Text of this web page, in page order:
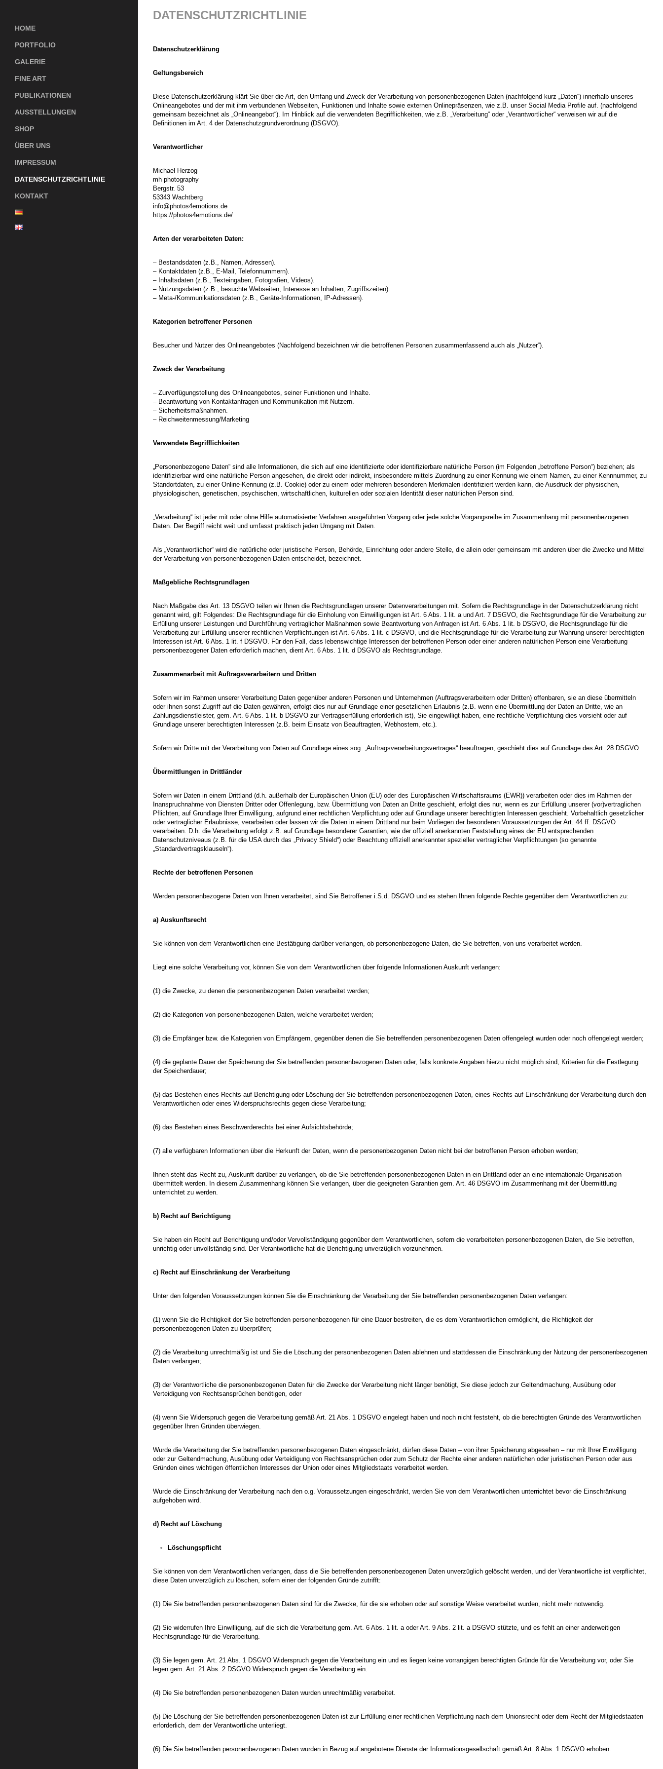
HOME
PORTFOLIO
GALERIE
FINE ART
PUBLIKATIONEN
AUSSTELLUNGEN
SHOP
ÜBER UNS
IMPRESSUM
DATENSCHUTZRICHTLINIE
KONTAKT
DATENSCHUTZRICHTLINIE
Datenschutzerklärung
Geltungsbereich
Diese Datenschutzerklärung klärt Sie über die Art, den Umfang und Zweck der Verarbeitung von personenbezogenen Daten (nachfolgend kurz „Daten“) innerhalb unseres
Onlineangebotes und der mit ihm verbundenen Webseiten, Funktionen und Inhalte sowie externen Onlinepräsenzen, wie z.B. unser Social Media Profile auf. (nachfolgend
gemeinsam bezeichnet als „Onlineangebot“). Im Hinblick auf die verwendeten Begrifflichkeiten, wie z.B. „Verarbeitung“ oder „Verantwortlicher“ verweisen wir auf die
Definitionen im Art. 4 der Datenschutzgrundverordnung (DSGVO).
Verantwortlicher
Michael Herzog
mh photography
Bergstr. 53
53343 Wachtberg
info@photos4emotions.de
https://photos4emotions.de/
Arten der verarbeiteten Daten:
– Bestandsdaten (z.B., Namen, Adressen).
– Kontaktdaten (z.B., E-Mail, Telefonnummern).
– Inhaltsdaten (z.B., Texteingaben, Fotografien, Videos).
– Nutzungsdaten (z.B., besuchte Webseiten, Interesse an Inhalten, Zugriffszeiten).
– Meta-/Kommunikationsdaten (z.B., Geräte-Informationen, IP-Adressen).
Kategorien betroffener Personen
Besucher und Nutzer des Onlineangebotes (Nachfolgend bezeichnen wir die betroffenen Personen zusammenfassend auch als „Nutzer“).
Zweck der Verarbeitung
– Zurverfügungstellung des Onlineangebotes, seiner Funktionen und Inhalte.
– Beantwortung von Kontaktanfragen und Kommunikation mit Nutzern.
– Sicherheitsmaßnahmen.
– Reichweitenmessung/Marketing
Verwendete Begrifflichkeiten
„Personenbezogene Daten“ sind alle Informationen, die sich auf eine identifizierte oder identifizierbare natürliche Person (im Folgenden „betroffene Person“) beziehen; als
identifizierbar wird eine natürliche Person angesehen, die direkt oder indirekt, insbesondere mittels Zuordnung zu einer Kennung wie einem Namen, zu einer Kennnummer, zu
Standortdaten, zu einer Online-Kennung (z.B. Cookie) oder zu einem oder mehreren besonderen Merkmalen identifiziert werden kann, die Ausdruck der physischen,
physiologischen, genetischen, psychischen, wirtschaftlichen, kulturellen oder sozialen Identität dieser natürlichen Person sind.
„Verarbeitung“ ist jeder mit oder ohne Hilfe automatisierter Verfahren ausgeführten Vorgang oder jede solche Vorgangsreihe im Zusammenhang mit personenbezogenen
Daten. Der Begriff reicht weit und umfasst praktisch jeden Umgang mit Daten.
Als „Verantwortlicher“ wird die natürliche oder juristische Person, Behörde, Einrichtung oder andere Stelle, die allein oder gemeinsam mit anderen über die Zwecke und Mittel
der Verarbeitung von personenbezogenen Daten entscheidet, bezeichnet.
Maßgebliche Rechtsgrundlagen
Nach Maßgabe des Art. 13 DSGVO teilen wir Ihnen die Rechtsgrundlagen unserer Datenverarbeitungen mit. Sofern die Rechtsgrundlage in der Datenschutzerklärung nicht
genannt wird, gilt Folgendes: Die Rechtsgrundlage für die Einholung von Einwilligungen ist Art. 6 Abs. 1 lit. a und Art. 7 DSGVO, die Rechtsgrundlage für die Verarbeitung zur
Erfüllung unserer Leistungen und Durchführung vertraglicher Maßnahmen sowie Beantwortung von Anfragen ist Art. 6 Abs. 1 lit. b DSGVO, die Rechtsgrundlage für die
Verarbeitung zur Erfüllung unserer rechtlichen Verpflichtungen ist Art. 6 Abs. 1 lit. c DSGVO, und die Rechtsgrundlage für die Verarbeitung zur Wahrung unserer berechtigten
Interessen ist Art. 6 Abs. 1 lit. f DSGVO. Für den Fall, dass lebenswichtige Interessen der betroffenen Person oder einer anderen natürlichen Person eine Verarbeitung
personenbezogener Daten erforderlich machen, dient Art. 6 Abs. 1 lit. d DSGVO als Rechtsgrundlage.
Zusammenarbeit mit Auftragsverarbeitern und Dritten
Sofern wir im Rahmen unserer Verarbeitung Daten gegenüber anderen Personen und Unternehmen (Auftragsverarbeitern oder Dritten) offenbaren, sie an diese übermitteln
oder ihnen sonst Zugriff auf die Daten gewähren, erfolgt dies nur auf Grundlage einer gesetzlichen Erlaubnis (z.B. wenn eine Übermittlung der Daten an Dritte, wie an
Zahlungsdienstleister, gem. Art. 6 Abs. 1 lit. b DSGVO zur Vertragserfüllung erforderlich ist), Sie eingewilligt haben, eine rechtliche Verpflichtung dies vorsieht oder auf
Grundlage unserer berechtigten Interessen (z.B. beim Einsatz von Beauftragten, Webhostern, etc.).
Sofern wir Dritte mit der Verarbeitung von Daten auf Grundlage eines sog. „Auftragsverarbeitungsvertrages“ beauftragen, geschieht dies auf Grundlage des Art. 28 DSGVO.
Übermittlungen in Drittländer
Sofern wir Daten in einem Drittland (d.h. außerhalb der Europäischen Union (EU) oder des Europäischen Wirtschaftsraums (EWR)) verarbeiten oder dies im Rahmen der
Inanspruchnahme von Diensten Dritter oder Offenlegung, bzw. Übermittlung von Daten an Dritte geschieht, erfolgt dies nur, wenn es zur Erfüllung unserer (vor)vertraglichen
Pflichten, auf Grundlage Ihrer Einwilligung, aufgrund einer rechtlichen Verpflichtung oder auf Grundlage unserer berechtigten Interessen geschieht. Vorbehaltlich gesetzlicher
oder vertraglicher Erlaubnisse, verarbeiten oder lassen wir die Daten in einem Drittland nur beim Vorliegen der besonderen Voraussetzungen der Art. 44 ff. DSGVO
verarbeiten. D.h. die Verarbeitung erfolgt z.B. auf Grundlage besonderer Garantien, wie der offiziell anerkannten Feststellung eines der EU entsprechenden
Datenschutzniveaus (z.B. für die USA durch das „Privacy Shield“) oder Beachtung offiziell anerkannter spezieller vertraglicher Verpflichtungen (so genannte
„Standardvertragsklauseln“).
Rechte der betroffenen Personen
Werden personenbezogene Daten von Ihnen verarbeitet, sind Sie Betroffener i.S.d. DSGVO und es stehen Ihnen folgende Rechte gegenüber dem Verantwortlichen zu:
a) Auskunftsrecht
Sie können von dem Verantwortlichen eine Bestätigung darüber verlangen, ob personenbezogene Daten, die Sie betreffen, von uns verarbeitet werden.
Liegt eine solche Verarbeitung vor, können Sie von dem Verantwortlichen über folgende Informationen Auskunft verlangen:
(1) die Zwecke, zu denen die personenbezogenen Daten verarbeitet werden;
(2) die Kategorien von personenbezogenen Daten, welche verarbeitet werden;
(3) die Empfänger bzw. die Kategorien von Empfängern, gegenüber denen die Sie betreffenden personenbezogenen Daten offengelegt wurden oder noch offengelegt werden;
(4) die geplante Dauer der Speicherung der Sie betreffenden personenbezogenen Daten oder, falls konkrete Angaben hierzu nicht möglich sind, Kriterien für die Festlegung
der Speicherdauer;
(5) das Bestehen eines Rechts auf Berichtigung oder Löschung der Sie betreffenden personenbezogenen Daten, eines Rechts auf Einschränkung der Verarbeitung durch den
Verantwortlichen oder eines Widerspruchsrechts gegen diese Verarbeitung;
(6) das Bestehen eines Beschwerderechts bei einer Aufsichtsbehörde;
(7) alle verfügbaren Informationen über die Herkunft der Daten, wenn die personenbezogenen Daten nicht bei der betroffenen Person erhoben werden;
Ihnen steht das Recht zu, Auskunft darüber zu verlangen, ob die Sie betreffenden personenbezogenen Daten in ein Drittland oder an eine internationale Organisation
übermittelt werden. In diesem Zusammenhang können Sie verlangen, über die geeigneten Garantien gem. Art. 46 DSGVO im Zusammenhang mit der Übermittlung
unterrichtet zu werden.
b) Recht auf Berichtigung
Sie haben ein Recht auf Berichtigung und/oder Vervollständigung gegenüber dem Verantwortlichen, sofern die verarbeiteten personenbezogenen Daten, die Sie betreffen,
unrichtig oder unvollständig sind. Der Verantwortliche hat die Berichtigung unverzüglich vorzunehmen.
c) Recht auf Einschränkung der Verarbeitung
Unter den folgenden Voraussetzungen können Sie die Einschränkung der Verarbeitung der Sie betreffenden personenbezogenen Daten verlangen:
(1) wenn Sie die Richtigkeit der Sie betreffenden personenbezogenen für eine Dauer bestreiten, die es dem Verantwortlichen ermöglicht, die Richtigkeit der
personenbezogenen Daten zu überprüfen;
(2) die Verarbeitung unrechtmäßig ist und Sie die Löschung der personenbezogenen Daten ablehnen und stattdessen die Einschränkung der Nutzung der personenbezogenen
Daten verlangen;
(3) der Verantwortliche die personenbezogenen Daten für die Zwecke der Verarbeitung nicht länger benötigt, Sie diese jedoch zur Geltendmachung, Ausübung oder
Verteidigung von Rechtsansprüchen benötigen, oder
(4) wenn Sie Widerspruch gegen die Verarbeitung gemäß Art. 21 Abs. 1 DSGVO eingelegt haben und noch nicht feststeht, ob die berechtigten Gründe des Verantwortlichen
gegenüber Ihren Gründen überwiegen.
Wurde die Verarbeitung der Sie betreffenden personenbezogenen Daten eingeschränkt, dürfen diese Daten – von ihrer Speicherung abgesehen – nur mit Ihrer Einwilligung
oder zur Geltendmachung, Ausübung oder Verteidigung von Rechtsansprüchen oder zum Schutz der Rechte einer anderen natürlichen oder juristischen Person oder aus
Gründen eines wichtigen öffentlichen Interesses der Union oder eines Mitgliedstaats verarbeitet werden.
Wurde die Einschränkung der Verarbeitung nach den o.g. Voraussetzungen eingeschränkt, werden Sie von dem Verantwortlichen unterrichtet bevor die Einschränkung
aufgehoben wird.
d) Recht auf Löschung
Löschungspflicht
Sie können von dem Verantwortlichen verlangen, dass die Sie betreffenden personenbezogenen Daten unverzüglich gelöscht werden, und der Verantwortliche ist verpflichtet,
diese Daten unverzüglich zu löschen, sofern einer der folgenden Gründe zutrifft:
(1) Die Sie betreffenden personenbezogenen Daten sind für die Zwecke, für die sie erhoben oder auf sonstige Weise verarbeitet wurden, nicht mehr notwendig.
(2) Sie widerrufen Ihre Einwilligung, auf die sich die Verarbeitung gem. Art. 6 Abs. 1 lit. a oder Art. 9 Abs. 2 lit. a DSGVO stützte, und es fehlt an einer anderweitigen
Rechtsgrundlage für die Verarbeitung.
(3) Sie legen gem. Art. 21 Abs. 1 DSGVO Widerspruch gegen die Verarbeitung ein und es liegen keine vorrangigen berechtigten Gründe für die Verarbeitung vor, oder Sie
legen gem. Art. 21 Abs. 2 DSGVO Widerspruch gegen die Verarbeitung ein.
(4) Die Sie betreffenden personenbezogenen Daten wurden unrechtmäßig verarbeitet.
(5) Die Löschung der Sie betreffenden personenbezogenen Daten ist zur Erfüllung einer rechtlichen Verpflichtung nach dem Unionsrecht oder dem Recht der Mitgliedstaaten
erforderlich, dem der Verantwortliche unterliegt.
(6) Die Sie betreffenden personenbezogenen Daten wurden in Bezug auf angebotene Dienste der Informationsgesellschaft gemäß Art. 8 Abs. 1 DSGVO erhoben.